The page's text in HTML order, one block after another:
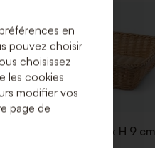
à pain 53 x 32 x H 9 cm
en
pouvez choisir
choisissez
les cookies
modifier vos
page de